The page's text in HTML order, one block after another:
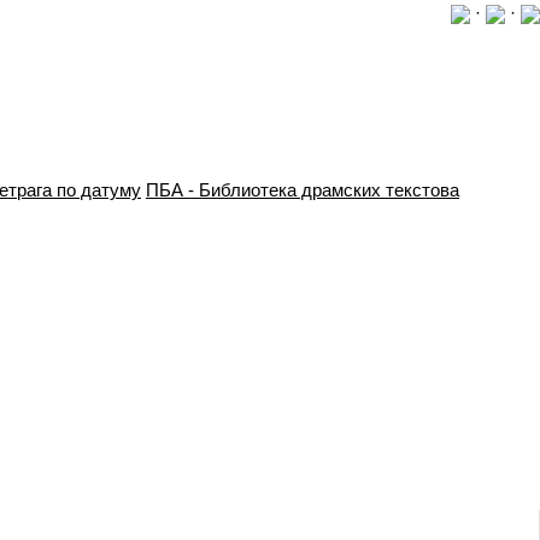
· ·
по датуму ПБА - Библиотека драмских текстова